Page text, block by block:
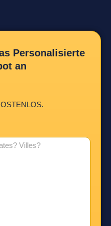
Personalisierte
an